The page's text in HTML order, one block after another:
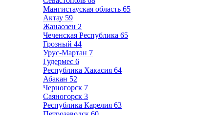
Мангистауская область 65
Актау 59
Жанаозен 2
Чеченская Республика 65
Грозный 44
Урус-Мартан 7
Гудермес 6
Республика Хакасия 64
Абакан 52
Черногорск 7
Саяногорск 3
Республика Карелия 63